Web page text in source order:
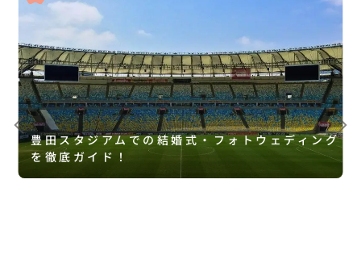
豊田スタジアムでの結婚式・フォトウェディング
を徹底ガイド！